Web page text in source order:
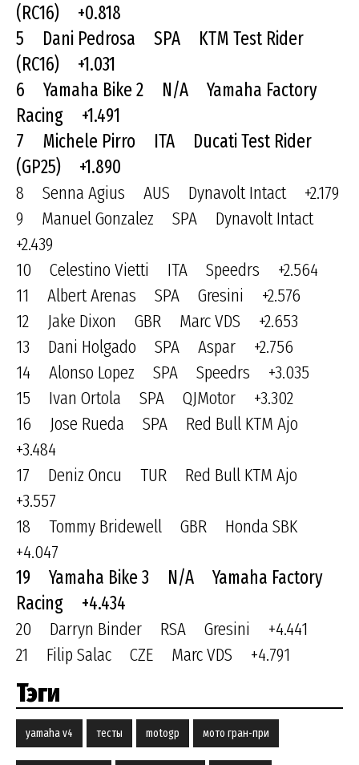
(RC16) +0.818
5 Dani Pedrosa SPA KTM Test Rider
(RC16) +1.031
6 Yamaha Bike 2 N/A Yamaha Factory
Racing +1.491
7 Michele Pirro ITA Ducati Test Rider
(GP25) +1.890
8 Senna Agius AUS Dynavolt Intact +2.179
9 Manuel Gonzalez SPA Dynavolt Intact
+2.439
10 Celestino Vietti ITA Speedrs +2.564
11 Albert Arenas SPA Gresini +2.576
12 Jake Dixon GBR Marc VDS +2.653
13 Dani Holgado SPA Aspar +2.756
14 Alonso Lopez SPA Speedrs +3.035
15 Ivan Ortola SPA QJMotor +3.302
16 Jose Rueda SPA Red Bull KTM Ajo
+3.484
17 Deniz Oncu TUR Red Bull KTM Ajo
+3.557
18 Tommy Bridewell GBR Honda SBK
+4.047
19 Yamaha Bike 3 N/A Yamaha Factory
Racing +4.434
20 Darryn Binder RSA Gresini +4.441
21 Filip Salac CZE Marc VDS +4.791
Тэги
yamaha v4 тесты motogp мото гран-при